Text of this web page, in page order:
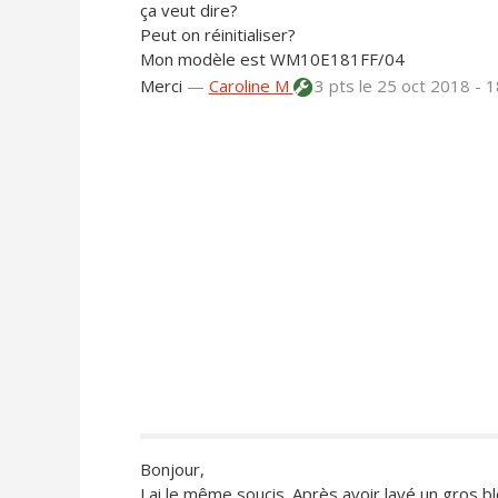
ça veut dire?
Peut on réinitialiser?
Mon modèle est WM10E181FF/04
Merci — Caroline M 3 pts le 25 oct 2018 -
Bonjour,